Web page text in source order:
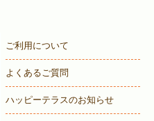
ご利用について
よくあるご質問
ハッピーテラスのお知らせ